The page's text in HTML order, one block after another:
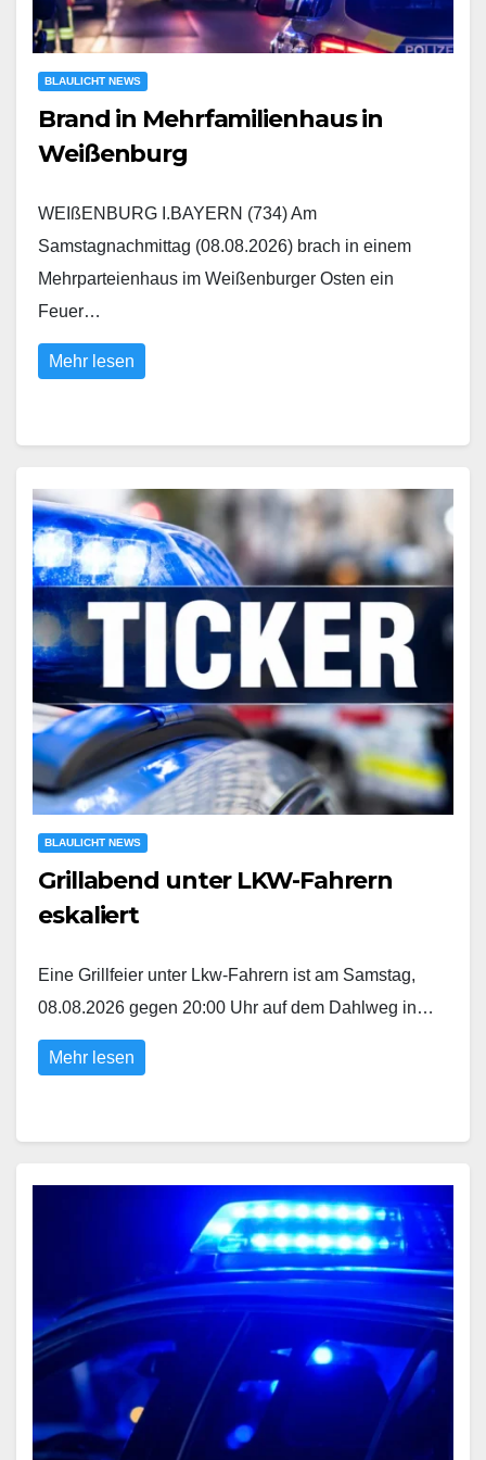
BLAULICHT NEWS
Brand in Mehrfamilienhaus in
Weißenburg
WEIßENBURG I.BAYERN (734) Am
Samstagnachmittag (08.08.2026) brach in einem
Mehrparteienhaus im Weißenburger Osten ein
Feuer…
Mehr lesen
BLAULICHT NEWS
Grillabend unter LKW-Fahrern
eskaliert
Eine Grillfeier unter Lkw-Fahrern ist am Samstag,
08.08.2026 gegen 20:00 Uhr auf dem Dahlweg in…
Mehr lesen